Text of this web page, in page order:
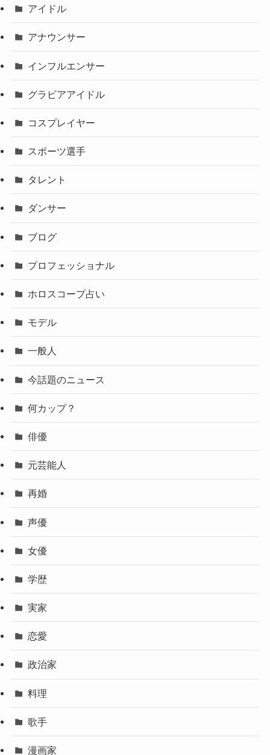
アイドル
アナウンサー
インフルエンサー
グラビアアイドル
コスプレイヤー
スポーツ選手
タレント
ダンサー
ブログ
プロフェッショナル
ホロスコープ占い
モデル
一般人
今話題のニュース
何カップ？
俳優
元芸能人
再婚
声優
女優
学歴
実家
恋愛
政治家
料理
歌手
漫画家